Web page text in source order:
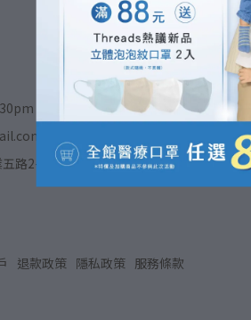
路2-2號(郡昱股份有限公司)
退款政策 隱私政策 服務條款